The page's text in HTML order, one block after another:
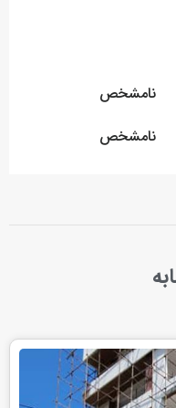
نامشخص
نامشخص